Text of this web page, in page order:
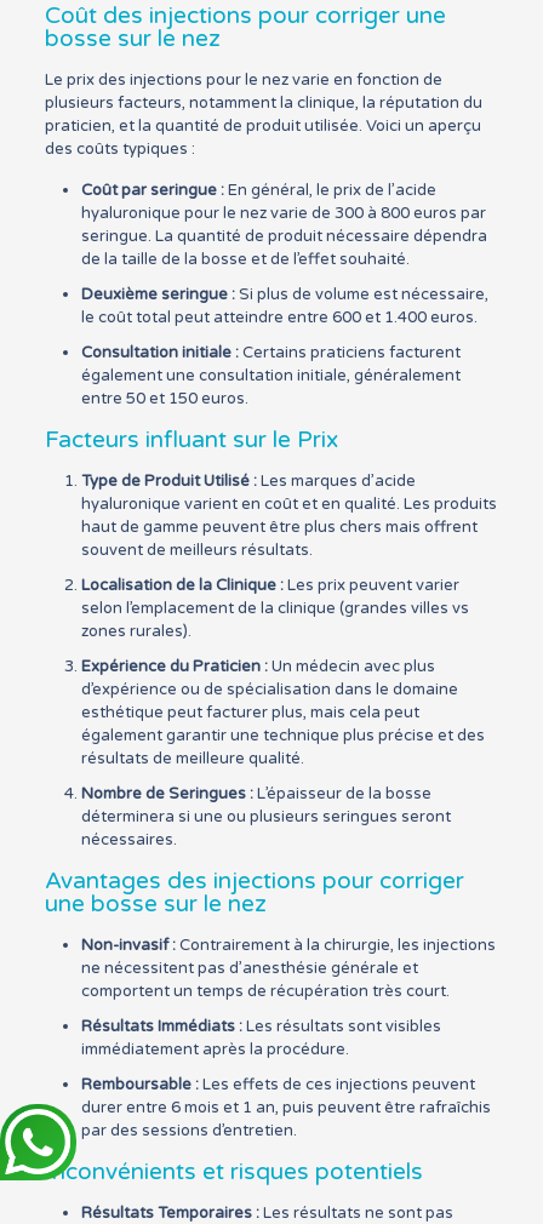
Coût des injections pour corriger une
bosse sur le nez
Le prix des injections pour le nez varie en fonction de
plusieurs facteurs, notamment la clinique, la réputation du
praticien, et la quantité de produit utilisée. Voici un aperçu
des coûts typiques :
Coût par seringue :En général, le prix de l’acide
hyaluronique pour le nez varie de 300 à 800 euros par
seringue. La quantité de produit nécessaire dépendra
de la taille de la bosse et de l’effet souhaité.
Deuxième seringue :Si plus de volume est nécessaire,
le coût total peut atteindre entre 600 et 1.400 euros.
Consultation initiale :Certains praticiens facturent
également une consultation initiale, généralement
entre 50 et 150 euros.
Facteurs influant sur le Prix
Type de Produit Utilisé :Les marques d’acide
hyaluronique varient en coût et en qualité. Les produits
haut de gamme peuvent être plus chers mais offrent
souvent de meilleurs résultats.
Localisation de la Clinique :Les prix peuvent varier
selon l’emplacement de la clinique (grandes villes vs
zones rurales).
Expérience du Praticien :Un médecin avec plus
d’expérience ou de spécialisation dans le domaine
esthétique peut facturer plus, mais cela peut
également garantir une technique plus précise et des
résultats de meilleure qualité.
Nombre de Seringues :L’épaisseur de la bosse
déterminera si une ou plusieurs seringues seront
nécessaires.
Avantages des injections pour corriger
une bosse sur le nez
Non-invasif :Contrairement à la chirurgie, les injections
ne nécessitent pas d’anesthésie générale et
comportent un temps de récupération très court.
Résultats Immédiats :Les résultats sont visibles
immédiatement après la procédure.
Remboursable :Les effets de ces injections peuvent
durer entre 6 mois et 1 an, puis peuvent être rafraîchis
par des sessions d’entretien.
Inconvénients et risques potentiels
Résultats Temporaires :Les résultats ne sont pas